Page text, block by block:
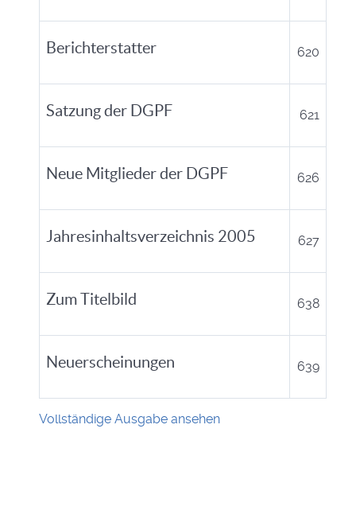
Berichterstatter 620
Satzung der DGPF 621
Neue Mitglieder der DGPF 626
Jahresinhaltsverzeichnis 2005 627
Zum Titelbild 638
Neuerscheinungen 639
Vollständige Ausgabe ansehen